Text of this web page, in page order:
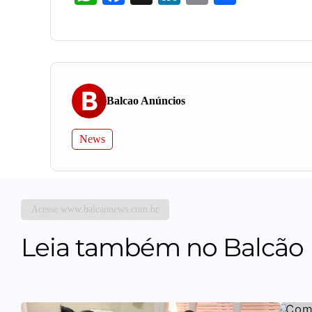
Balcao Anúncios
News
Acesse www.balcaonews.com.br
Leia também no Balcão